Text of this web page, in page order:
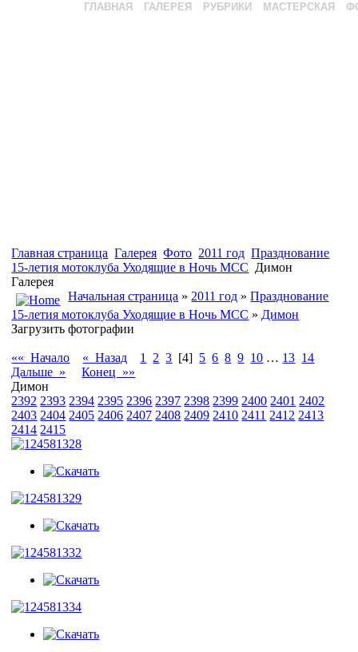
ГЛАВНАЯ ГАЛЕРЕЯ РУБРИКИ МАСТЕРСКАЯ
Главная страница Галерея Фото 2011 год Празднование
15-летия мотоклуба Уходящие в Ночь МСС Димон
Галерея
Начальная страница » 2011 год »Празднование
15-летия мотоклуба Уходящие в Ночь МСС » Димон
Загрузить фотографии
«« Начало « Назад 1 2 3 [4] 5 6 8 9 10 … 13 14
Дальше »
Конец »»
Димон
2392 2393 2394 2395 2396 2397 2398 2399 2400 2401 2402
2403 2404 2405 2406 2407 2408 2409 2410 2411 2412 2413
2414 2415